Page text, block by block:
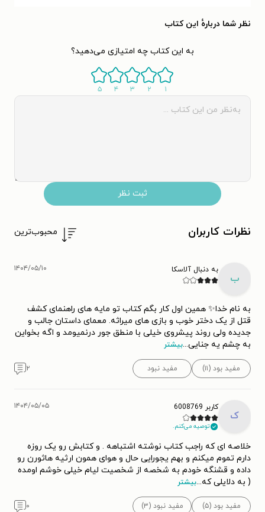
نظر شما دربارهٔ این کتاب
به این کتاب چه امتیازی می‌دهید؟
۱ ۲ ۳ ۴ ۵
ثبت نظر
نظرات کاربران محبوب‌ترین
ب
به دنبال آلاسکا ۱۴۰۴/۰۵/۱۰
به نام خدا✨ همین اول کار بگم کتاب تو مایه های راهنمای کشف
قتل از یک دختر خوب و بازی های میراثه. معمای داستان جالب و
جدیده ولی روند پیشروی خیلی با منطق جور درنمیومد و اگه بخواین
به چشم یه جنایی...بیشتر
مفید بود (۱۱) مفید نبود ۲
ک
کاربر 6008769
توصیه می‌کنم.
۱۴۰۴/۰۵/۰۵
خلاصه ای که راجب کتاب نوشته اشتباهه . و کتابش رو یک روزه
دارم تموم میکنم و بهم یجورایی حال و هوای همون ارثیه هاثورن رو
داده و قشنگه خودم به شخصه از شخصیت لیام خیلی خوشم اومده
( به دلایلی که...بیشتر
مفید بود (۵) مفید نبود (۳) ۰